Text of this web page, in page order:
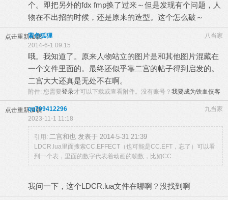
个。即把另外的fdx fmp换了过来～但是发现有个问题，人
物在不出招的时候，还是原来的造型。这个怎么破～
点击重新加载 八当家
蓝色狐狸
2014-6-1 09:15
哦。我知道了。原来人物站立的图片是和其他图片混藏在
一个文件里面的。最终还似乎靠二宫的帖子得到启发的。
二宫大大还真是无处不在啊。
附件: 您需要登录才可以下载或查看附件。没有账号？ 我要成为铁血侠客
点击重新加载 九当家
qq799412296
2023-11-1 11:18
引用: 二宫和也 发表于 2014-5-31 21:39
LDCR.lua里面搜索CC.EFFECT（也可能是CC.EFT，忘了）可以看
到一个表，里面的数字代表着动画的帧数，比如CC. ...
我问一下，这个LDCR.lua文件在哪啊？没找到啊